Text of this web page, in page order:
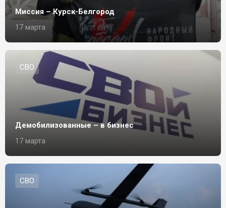
Миссия – Курск-Белгород
17 марта
СВО
Демобилизованные – в бизнес
17 марта
СВО